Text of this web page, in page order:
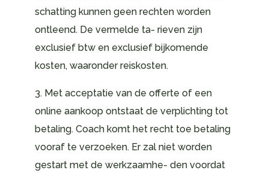
schatting kunnen geen rechten worden
ontleend. De vermelde ta- rieven zijn
exclusief btw en exclusief bijkomende
kosten, waaronder reiskosten.
3. Met acceptatie van de offerte of een
online aankoop ontstaat de verplichting tot
betaling. Coach komt het recht toe betaling
vooraf te verzoeken. Er zal niet worden
gestart met de werkzaamhe- den voordat